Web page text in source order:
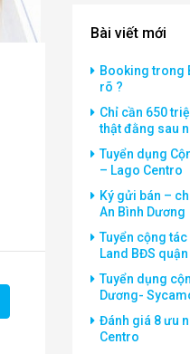
Bài viết mới
Booking trong
rõ ?
Chỉ cần 650
thật đằng sau
Tuyển dụng
– Lago Centro
Ký gửi bán –
An Bình Dương
Tuyển cộng
Land BĐS
Tuyển dụng
Dương-
Đánh giá 8 ưu
Centro